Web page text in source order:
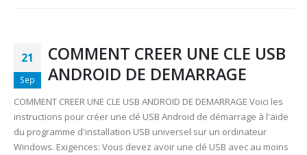
21
Sep
COMMENT CREER UNE CLE USB
ANDROID DE DEMARRAGE
COMMENT CREER UNE CLE USB ANDROID DE DEMARRAGE Voici les
instructions pour créer une clé USB Android de démarrage à l'aide
du programme d'installation USB universel sur un ordinateur
Windows. Exigences: Vous devez avoir une clé USB avec au moins